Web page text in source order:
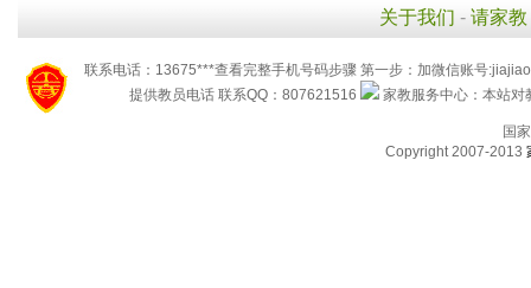
关于我们 - 请家教
联系电话：13675***查看完整手机号码步骤 第一步：加微信账号
提供教员电话 联系QQ：807621516
家教服务中心：本站
国
Copyright 2007-2013